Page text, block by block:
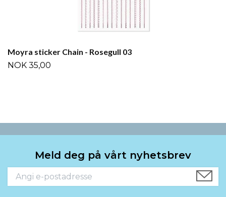
Moyra sticker Chain - Rosegull 03
NOK 35,00
Meld deg på vårt nyhetsbrev